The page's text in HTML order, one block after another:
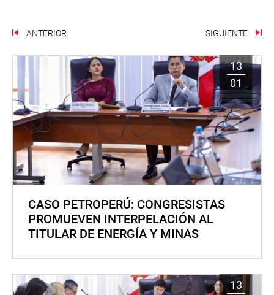
ANTERIOR SIGUIENTE
13
01
CASO PETROPERÚ: CONGRESISTAS
PROMUEVEN INTERPELACIÓN AL
TITULAR DE ENERGÍA Y MINAS
13